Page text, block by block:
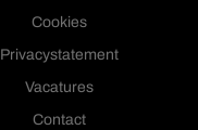
Cookies
Privacystatement
Vacatures
Contact